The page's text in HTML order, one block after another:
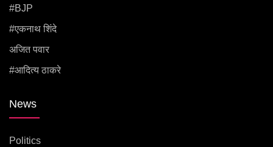
#BJP
#एकनाथ शिंदे
अजित पवार
#आदित्य ठाकरे
News
Politics